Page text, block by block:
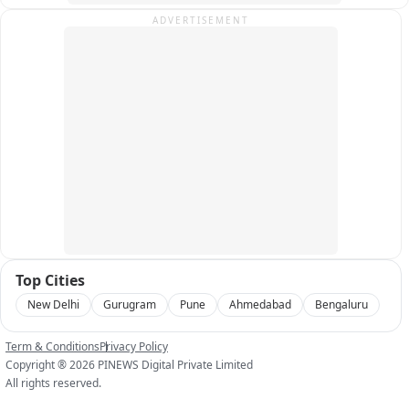
ADVERTISEMENT
Top Cities
New Delhi Gurugram Pune Ahmedabad Bengaluru
Term & ConditionsPrivacy Policy
Copyright ®2026 PINEWS Digital Private Limited
All rights reserved.